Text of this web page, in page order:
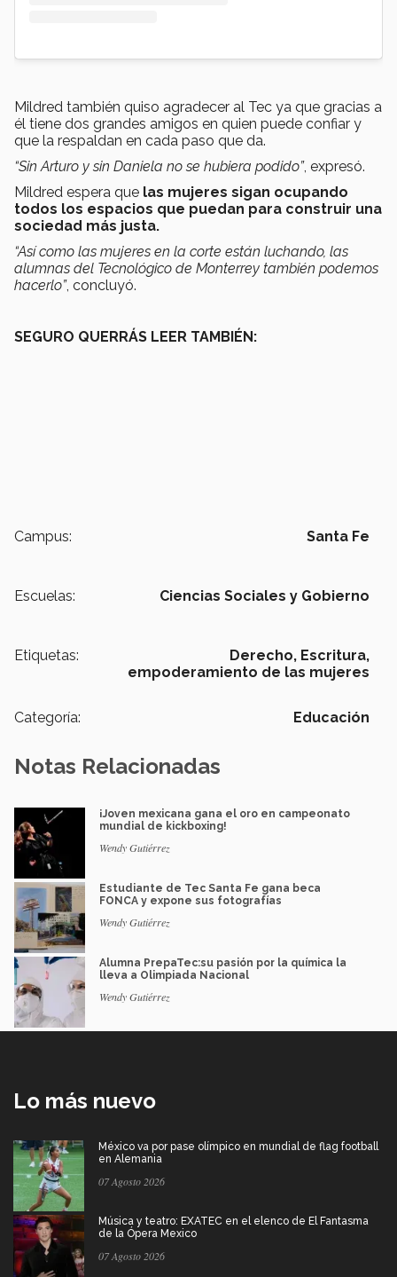
Mildred también quiso agradecer al Tec ya que gracias a
él tiene dos grandes amigos en quien puede confiar y
que la respaldan en cada paso que da.
“Sin Arturo y sin Daniela no se hubiera podido”, expresó.
Mildred espera que las mujeres sigan ocupando
todos los espacios que puedan para construir una
sociedad más justa.
“Así como las mujeres en la corte están luchando, las
alumnas del Tecnológico de Monterrey también podemos
hacerlo”, concluyó.
SEGURO QUERRÁS LEER TAMBIÉN:
Campus: Santa Fe
Escuelas: Ciencias Sociales y Gobierno
Etiquetas: Derecho, Escritura,
empoderamiento de las mujeres
Categoría: Educación
Notas Relacionadas
¡Joven mexicana gana el oro en campeonato
mundial de kickboxing!
Wendy Gutiérrez
Estudiante de Tec Santa Fe gana beca
FONCA y expone sus fotografías
Wendy Gutiérrez
Alumna PrepaTec:su pasión por la química la
lleva a Olimpiada Nacional
Wendy Gutiérrez
Lo más nuevo
México va por pase olímpico en mundial de flag football
en Alemania
07 Agosto 2026
Música y teatro: EXATEC en el elenco de El Fantasma
de la Ópera Mexico
07 Agosto 2026